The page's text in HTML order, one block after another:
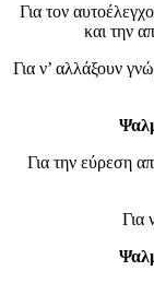
Για τον
και την
Για ν’ αλλάξουν
Για την εύρεση
Για